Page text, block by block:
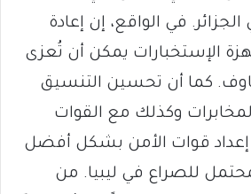
في الواقع، إن إعادة
الإستخبارات يمكن أن تُعزى
كما أن تحسين التنسيق
وكذلك مع القوات
قوات الأمن بشكل أفضل
للصراع في ليبيا. من